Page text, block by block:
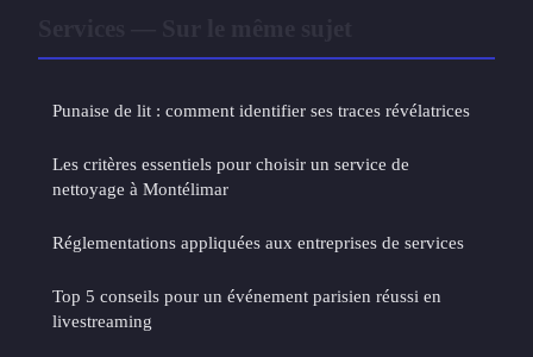
Punaise de lit : comment identifier ses traces révélatrices
Les critères essentiels pour choisir un service de
nettoyage à Montélimar
Réglementations appliquées aux entreprises de services
Top 5 conseils pour un événement parisien réussi en
livestreaming